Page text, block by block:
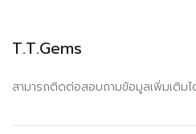
T.T.Gems
สามารถติดต่อสอบถามข้อมูลเพิ่มเติม